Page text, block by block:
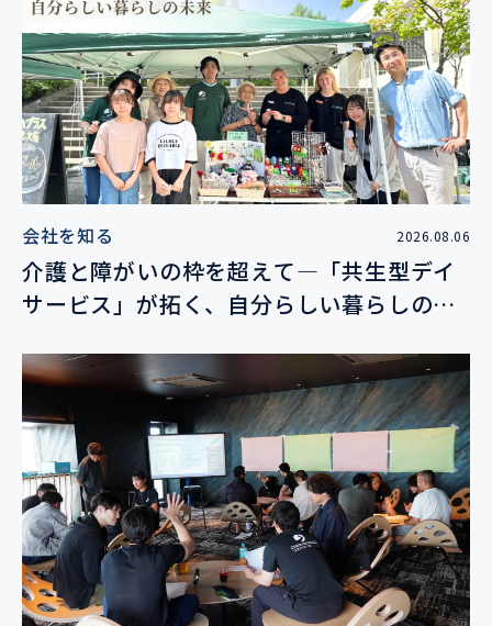
会社を知る 2026.08.06
介護と障がいの枠を超えて―「共生型デイ
サービス」が拓く、自分らしい暮らしの未